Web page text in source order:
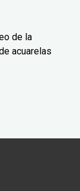
de la
acuarelas